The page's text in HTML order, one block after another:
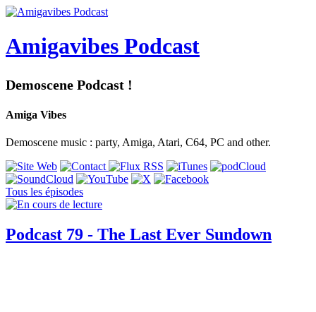
Amigavibes Podcast
Demoscene Podcast !
Amiga Vibes
Demoscene music : party, Amiga, Atari, C64, PC and other.
Tous les épisodes
Podcast 79 - The Last Ever Sundown